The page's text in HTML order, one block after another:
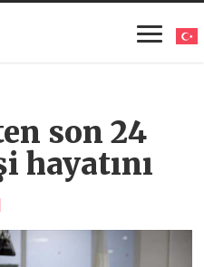
son 24
hayatını